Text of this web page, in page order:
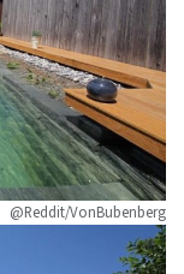
@Reddit/VonBubenberg